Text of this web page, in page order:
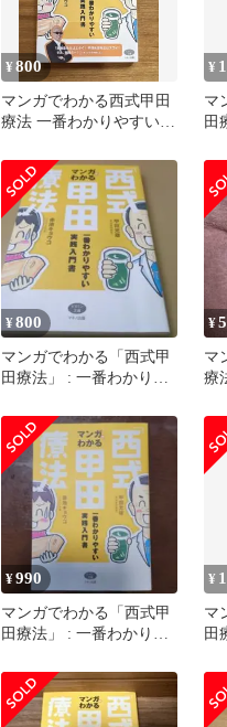
¥800
マンガでわかる西式甲田
療法 一番わかりやすい実
¥
マ
田
ン
¥800
マンガでわかる「西式甲
田療法」 : 一番わかりや
¥
マ
療
¥990
マンガでわかる「西式甲
田療法」 : 一番わかりや
¥
マ
田
ン